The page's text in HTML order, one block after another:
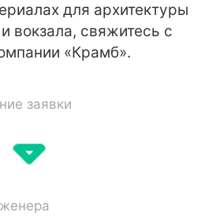
для архитектуры
вокзала, свяжитесь с
«Крамб».
заявки